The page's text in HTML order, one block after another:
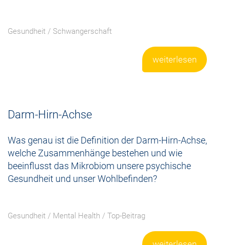
Gesundheit / Schwangerschaft
weiterlesen
Darm-Hirn-Achse
Was genau ist die Definition der Darm-Hirn-Achse,
welche Zusammenhänge bestehen und wie
beeinflusst das Mikrobiom unsere psychische
Gesundheit und unser Wohlbefinden?
Gesundheit / Mental Health / Top-Beitrag